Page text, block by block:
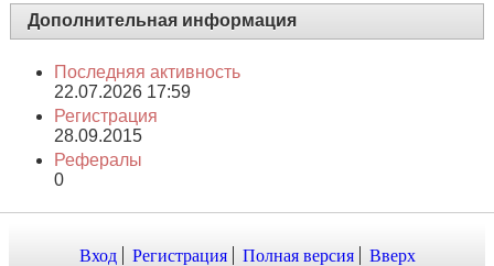
Дополнительная информация
Последняя активность
22.07.2026 17:59
Регистрация
28.09.2015
Рефералы
0
Вход Регистрация Полная версия Вверх